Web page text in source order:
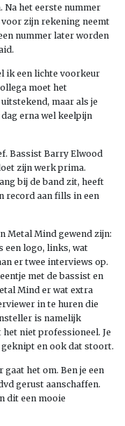
Na het eerste nummer
voor zijn rekening neemt
nummer later worden
ik een lichte voorkeur
moet het
maar als je
erna wel keelpijn
Bassist Barry Elwood
zijn werk prima.
bij de band zit, heeft
record aan fills in een
Metal Mind gewend zijn:
een logo, links, wat
er twee interviews op.
met de bassist en
Mind er wat extra
in te huren die
is namelijk
niet professioneel. Je
en ook dat stoort.
het om. Ben je een
gerust aanschaffen.
dit een mooie